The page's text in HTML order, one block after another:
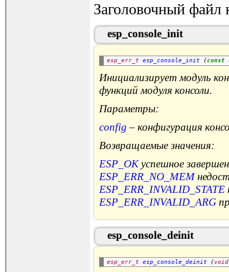
Заголовочный файл
esp_console_init
esp_err_t esp_console_init (const
Инициализирует модуль
функций модуля консоли.
Параметры:
config – конфигурация
Возвращаемые значения:
ESP_OKуспешное
ESP_ERR_NO_MEM
ESP_ERR_INVALID_STATE
ESP_ERR_INVALID_ARG
esp_console_deinit
esp_err_t esp_console_deinit (void